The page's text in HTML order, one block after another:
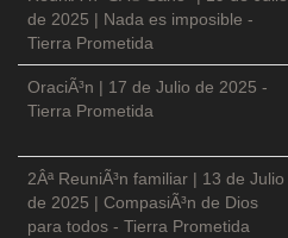
de 2025 | Nada es imposible -
Tierra Prometida
OraciÃ³n | 17 de Julio de 2025 -
Tierra Prometida
2Âª ReuniÃ³n familiar | 13 de Julio
de 2025 | CompasiÃ³n de Dios
para todos - Tierra Prometida